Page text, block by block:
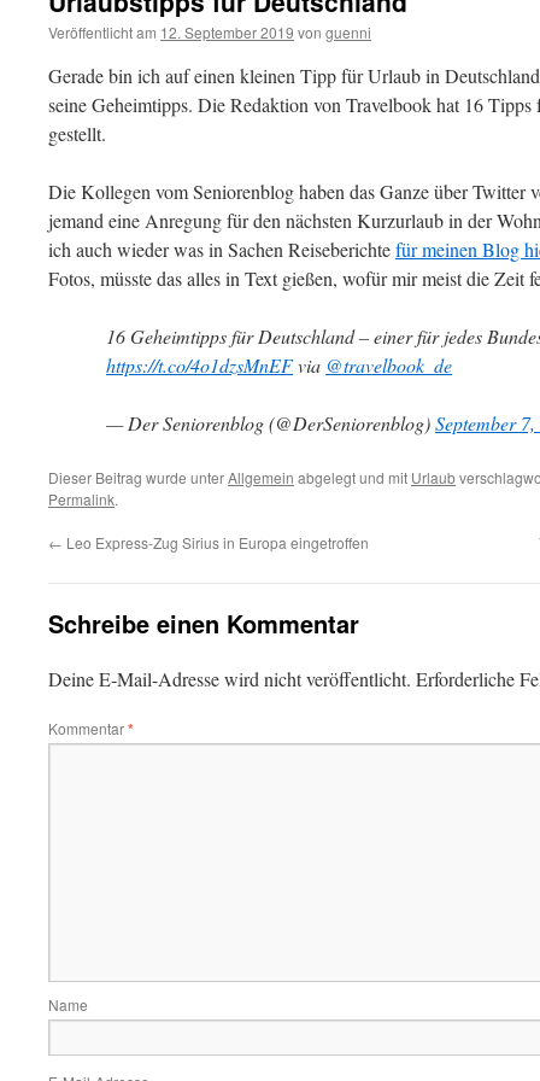
Veröffentlicht am 12. September 2019 von guenni
Gerade bin ich auf einen kleinen Tipp für Urlaub in
seine Geheimtipps. Die Redaktion von Travelbook hat 16 Tipps
gestellt.
Die Kollegen vom Seniorenblog haben das Ganze über
jemand eine Anregung für den nächsten Kurzurlaub in der
ich auch wieder was in Sachen Reiseberichtefür meinen Blog
Fotos, müsste das alles in Text gießen, wofür mir meist die Zeit
16 Geheimtipps für Deutschland – einer für jedes
https://t.co/4o1dzsMnEFvia @travelbook_de
— Der Seniorenblog (@DerSeniorenblog)September
Dieser Beitrag wurde unterAllgemein abgelegt und mit Urlaub
Permalink.
← Leo Express-Zug Sirius in Europa eingetroffen
Schreibe einen Kommentar
Deine E-Mail-Adresse wird nicht veröffentlicht. Erforderliche
Kommentar*
Name